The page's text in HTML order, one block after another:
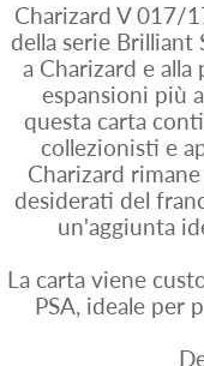
Charizard V 017/
della serie Brilliant
a Charizard e
espansioni più
questa carta
collezionisti e
Charizard
desiderati del
un'aggiunta
La carta viene
PSA, ideale per